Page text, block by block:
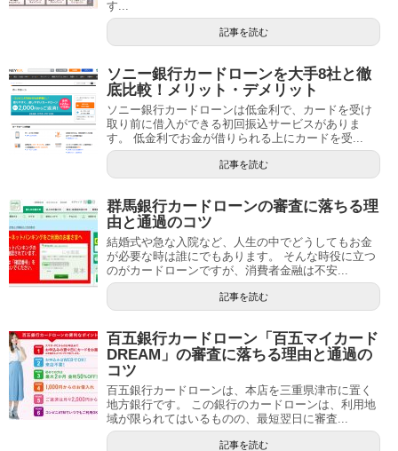
す...
記事を読む
ソニー銀行カードローンを大手8社と徹
底比較！メリット・デメリット
ソニー銀行カードローンは低金利で、カードを受け
取り前に借入ができる初回振込サービスがありま
す。 低金利でお金が借りられる上にカードを受...
記事を読む
群馬銀行カードローンの審査に落ちる理
由と通過のコツ
結婚式や急な入院など、人生の中でどうしてもお金
が必要な時は誰にでもあります。 そんな時役に立つ
のがカードローンですが、消費者金融は不安...
記事を読む
百五銀行カードローン「百五マイカード
DREAM」の審査に落ちる理由と通過の
コツ
百五銀行カードローンは、本店を三重県津市に置く
地方銀行です。 この銀行のカードローンは、利用地
域が限られてはいるものの、最短翌日に審査...
記事を読む